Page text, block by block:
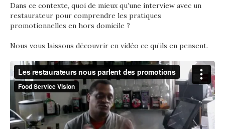
Dans ce contexte, quoi de mieux qu’une interview avec un
restaurateur pour comprendre les pratiques
promotionnelles en hors domicile ?
Nous vous laissons découvrir en vidéo ce qu’ils en pensent.